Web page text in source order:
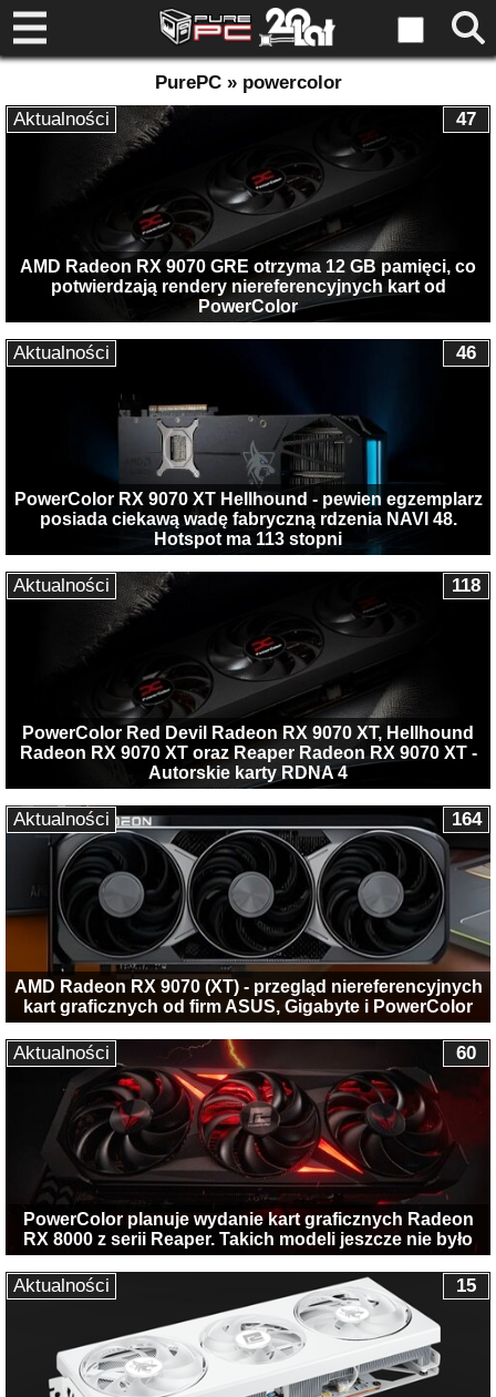
PurePC » powercolor
AMD Radeon RX 9070 GRE otrzyma 12 GB pamięci, co
potwierdzają rendery niereferencyjnych kart od
PowerColor
47
Aktualności
PowerColor RX 9070 XT Hellhound - pewien egzemplarz
posiada ciekawą wadę fabryczną rdzenia NAVI 48.
Hotspot ma 113 stopni
46
Aktualności
PowerColor Red Devil Radeon RX 9070 XT, Hellhound
Radeon RX 9070 XT oraz Reaper Radeon RX 9070 XT -
Autorskie karty RDNA 4
118
Aktualności
AMD Radeon RX 9070 (XT) - przegląd niereferencyjnych
kart graficznych od firm ASUS, Gigabyte i PowerColor
164
Aktualności
PowerColor planuje wydanie kart graficznych Radeon
RX 8000 z serii Reaper. Takich modeli jeszcze nie było
60
Aktualności
15
Aktualności